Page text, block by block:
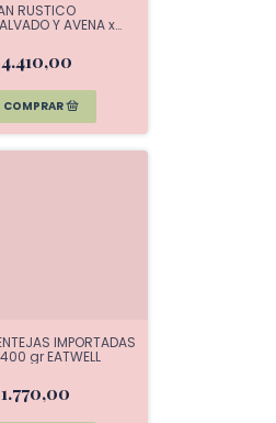
RUSTICO
Y AVENA x
IMPORTADAS
gr EATWELL